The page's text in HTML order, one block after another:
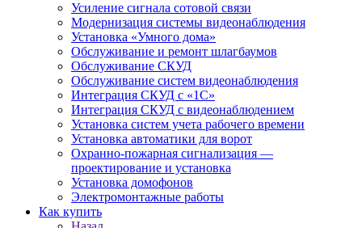
Усиление сигнала сотовой связи
Модернизация системы видеонаблюдения
Установка «Умного дома»
Обслуживание и ремонт шлагбаумов
Обслуживание СКУД
Обслуживание систем видеонаблюдения
Интеграция СКУД с «1С»
Интеграция СКУД с видеонаблюдением
Установка систем учета рабочего времени
Установка автоматики для ворот
Охранно-пожарная сигнализация —
проектирование и установка
Установка домофонов
Электромонтажные работы
Как купить